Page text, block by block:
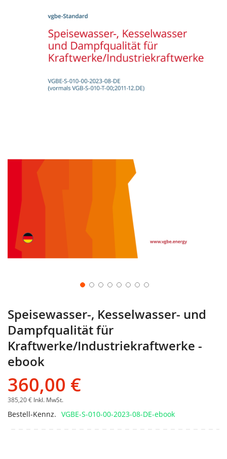
Speisewasser-, Kesselwasser- und
Dampfqualität für
Kraftwerke/Industriekraftwerke -
ebook
360,00 €
385,20 € Inkl. MwSt.
Bestell-Kennz. VGBE-S-010-00-2023-08-DE-ebook